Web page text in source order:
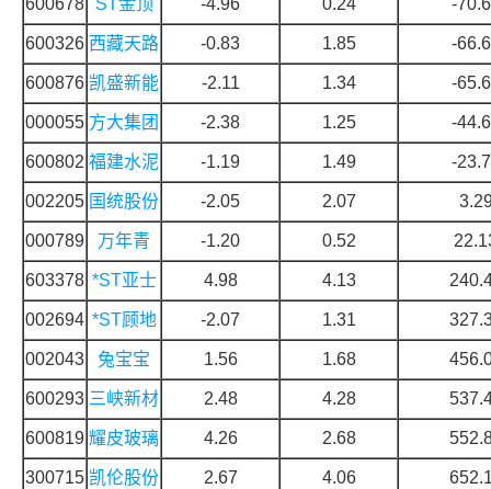
600678 ST金顶 -4.96 0.24 -
600326 西藏天路 -0.83 1.85 -
600876 凯盛新能 -2.11 1.34 -
000055 方大集团 -2.38 1.25 -
600802 福建水泥 -1.19 1.49 -
002205 国统股份 -2.05 2.07
000789 万年青 -1.20 0.52
603378 *ST亚士 4.98 4.13
002694 *ST顾地 -2.07 1.31
002043 兔宝宝 1.56 1.68
600293 三峡新材 2.48 4.28
600819 耀皮玻璃 4.26 2.68
300715 凯伦股份 2.67 4.06